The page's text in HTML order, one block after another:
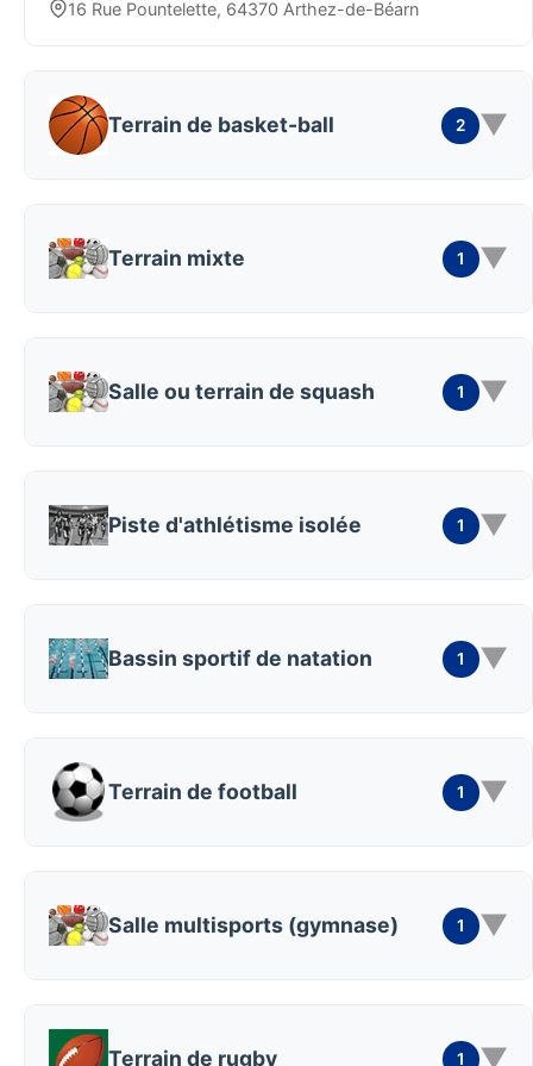
16 Rue Pountelette, 64370 Arthez-de-Béarn
Terrain de basket-ball 2 ▼
Terrain mixte 1 ▼
Salle ou terrain de squash 1 ▼
Piste d'athlétisme isolée 1 ▼
Bassin sportif de natation 1 ▼
Terrain de football 1 ▼
Salle multisports (gymnase) 1 ▼
Terrain de rugby 1 ▼